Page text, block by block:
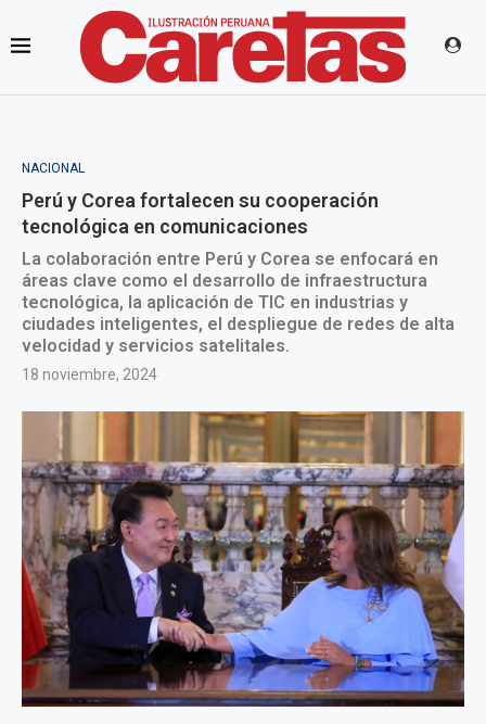
NACIONAL
Perú y Corea fortalecen su cooperación
tecnológica en comunicaciones
La colaboración entre Perú y Corea se enfocará en
áreas clave como el desarrollo de infraestructura
tecnológica, la aplicación de TIC en industrias y
ciudades inteligentes, el despliegue de redes de alta
velocidad y servicios satelitales.
18 noviembre, 2024